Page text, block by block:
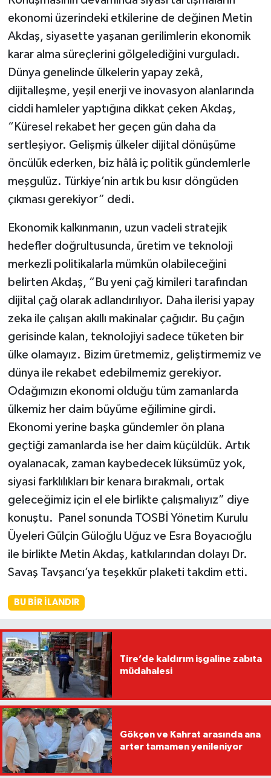
ekonomi üzerindeki etkilerine de değinen Metin
Akdaş, siyasette yaşanan gerilimlerin ekonomik
karar alma süreçlerini gölgelediğini vurguladı.
Dünya genelinde ülkelerin yapay zekâ,
dijitalleşme, yeşil enerji ve inovasyon alanlarında
ciddi hamleler yaptığına dikkat çeken Akdaş,
“Küresel rekabet her geçen gün daha da
sertleşiyor. Gelişmiş ülkeler dijital dönüşüme
öncülük ederken, biz hâlâ iç politik gündemlerle
meşgulüz. Türkiye’nin artık bu kısır döngüden
çıkması gerekiyor” dedi.
Ekonomik kalkınmanın, uzun vadeli stratejik
hedefler doğrultusunda, üretim ve teknoloji
merkezli politikalarla mümkün olabileceğini
belirten Akdaş, “Bu yeni çağ kimileri tarafından
dijital çağ olarak adlandırılıyor. Daha ilerisi yapay
zeka ile çalışan akıllı makinalar çağıdır. Bu çağın
gerisinde kalan, teknolojiyi sadece tüketen bir
ülke olamayız. Bizim üretmemiz, geliştirmemiz ve
dünya ile rekabet edebilmemiz gerekiyor.
Odağımızın ekonomi olduğu tüm zamanlarda
ülkemiz her daim büyüme eğilimine girdi.
Ekonomi yerine başka gündemler ön plana
geçtiği zamanlarda ise her daim küçüldük. Artık
oyalanacak, zaman kaybedecek lüksümüz yok,
siyasi farklılıkları bir kenara bırakmalı, ortak
geleceğimiz için el ele birlikte çalışmalıyız” diye
konuştu. Panel sonunda TOSBİ Yönetim Kurulu
Üyeleri Gülçin Güloğlu Uğuz ve Esra Boyacıoğlu
ile birlikte Metin Akdaş, katkılarından dolayı Dr.
Savaş Tavşancı’ya teşekkür plaketi takdim etti.
BU BIR İLANDIR
Tire’de kaldırım işgaline zabıta
müdahalesi
Gökçen ve Kahrat arasında ana
arter tamamen yenileniyor